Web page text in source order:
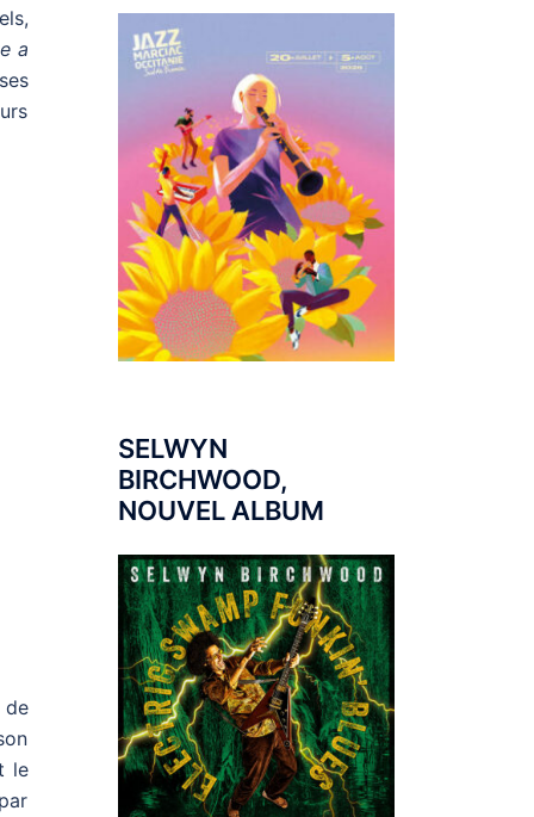
a
de
le
SELWYN
BIRCHWOOD,
NOUVEL ALBUM